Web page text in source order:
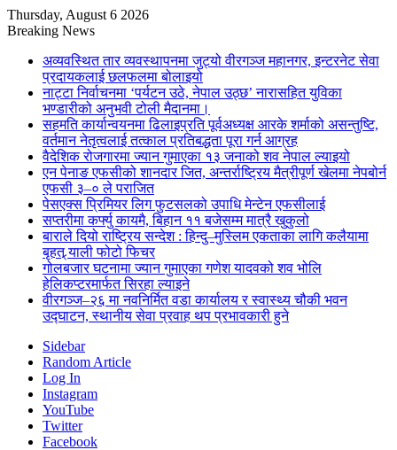
Thursday, August 6 2026
Breaking News
अव्यवस्थित तार व्यवस्थापनमा जुट्यो वीरगञ्ज महानगर, इन्टरनेट सेवा
प्रदायकलाई छलफलमा बोलाइयो
नाट्टा निर्वाचनमा ‘पर्यटन उठे, नेपाल उठ्छ’ नारासहित युविका
भण्डारीको अनुभवी टोली मैदानमा।
सहमति कार्यान्वयनमा ढिलाइप्रति पूर्वअध्यक्ष आरके शर्माको असन्तुष्टि,
वर्तमान नेतृत्वलाई तत्काल प्रतिबद्धता पूरा गर्न आग्रह
वैदेशिक रोजगारमा ज्यान गुमाएका १३ जनाको शव नेपाल ल्याइयो
एन पेनाङ एफसीको शानदार जित, अन्तर्राष्ट्रिय मैत्रीपूर्ण खेलमा नेपबोर्न
एफसी ३–० ले पराजित
पेसएक्स प्रिमियर लिग फुटसलको उपाधि मेन्टेन एफसीलाई
सप्तरीमा कर्फ्यु कायमै, बिहान ११ बजेसम्म मात्रै खुकुलो
बाराले दियो राष्ट्रिय सन्देश : हिन्दु–मुस्लिम एकताका लागि कलैयामा
बृहत् र्‍याली फोटो फिचर
गोलबजार घटनामा ज्यान गुमाएका गणेश यादवको शव भोलि
हेलिकप्टरमार्फत सिरहा ल्याइने
वीरगञ्ज–२६ मा नवनिर्मित वडा कार्यालय र स्वास्थ्य चौकी भवन
उद्घाटन, स्थानीय सेवा प्रवाह थप प्रभावकारी हुने
Sidebar
Random Article
Log In
Instagram
YouTube
Twitter
Facebook